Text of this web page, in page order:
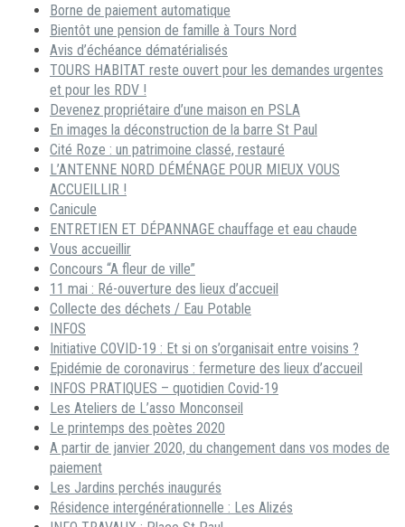
Borne de paiement automatique
Bientôt une pension de famille à Tours Nord
Avis d’échéance dématérialisés
TOURS HABITAT reste ouvert pour les demandes urgentes
et pour les RDV !
Devenez propriétaire d’une maison en PSLA
En images la déconstruction de la barre St Paul
Cité Roze : un patrimoine classé, restauré
L’ANTENNE NORD DÉMÉNAGE POUR MIEUX VOUS
ACCUEILLIR !
Canicule
ENTRETIEN ET DÉPANNAGE chauffage et eau chaude
Vous accueillir
Concours “A fleur de ville”
11 mai : Ré-ouverture des lieux d’accueil
Collecte des déchets / Eau Potable
INFOS
Initiative COVID-19 : Et si on s’organisait entre voisins ?
Epidémie de coronavirus : fermeture des lieux d’accueil
INFOS PRATIQUES – quotidien Covid-19
Les Ateliers de L’asso Monconseil
Le printemps des poètes 2020
A partir de janvier 2020, du changement dans vos modes de
paiement
Les Jardins perchés inaugurés
Résidence intergénérationnelle : Les Alizés